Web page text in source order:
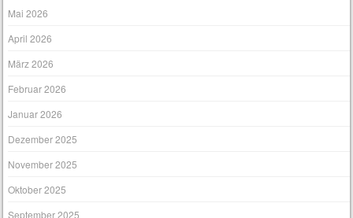
Mai 2026
April 2026
März 2026
Februar 2026
Januar 2026
Dezember 2025
November 2025
Oktober 2025
September 2025